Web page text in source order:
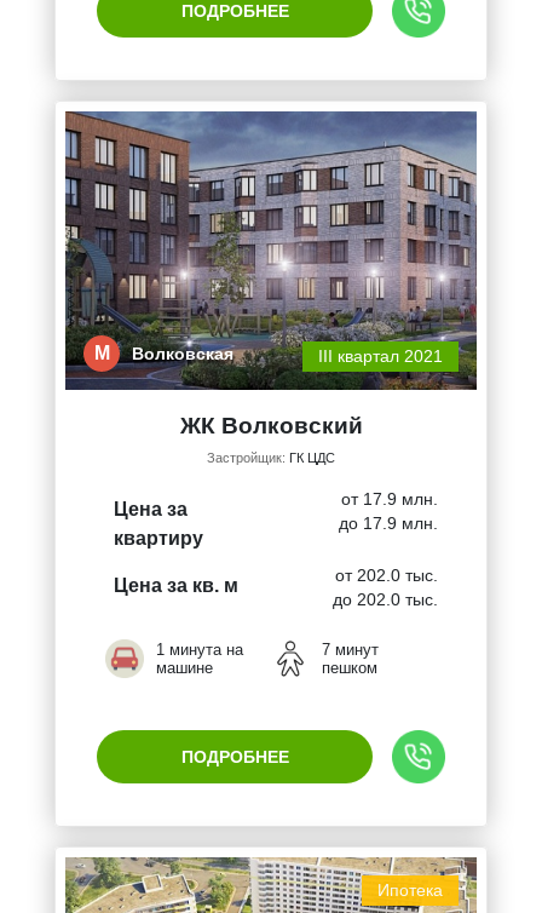
ПОДРОБНЕЕ
М Волковская III квартал 2021
ЖК Волковский
Застройщик: ГК ЦДС
Цена за
квартиру
от 17.9 млн.
до 17.9 млн.
Цена за кв. м
от 202.0 тыс.
до 202.0 тыс.
1 минута на
машине
7 минут
пешком
ПОДРОБНЕЕ
Ипотека